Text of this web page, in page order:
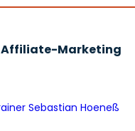
Affiliate-Marketing